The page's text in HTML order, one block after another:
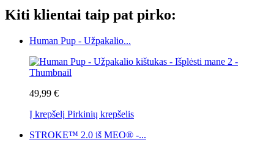
Kiti klientai taip pat pirko:
Human Pup - Užpakalio...
49,99 €
Į krepšelį Pirkinių krepšelis
STROKE™ 2.0 iš MEO® -...